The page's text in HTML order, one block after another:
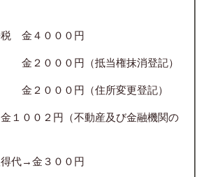
４０００円
円（抵当権抹消登記）
円（住所変更登記）
０２円（不動産及び金融機関の
→金３００円